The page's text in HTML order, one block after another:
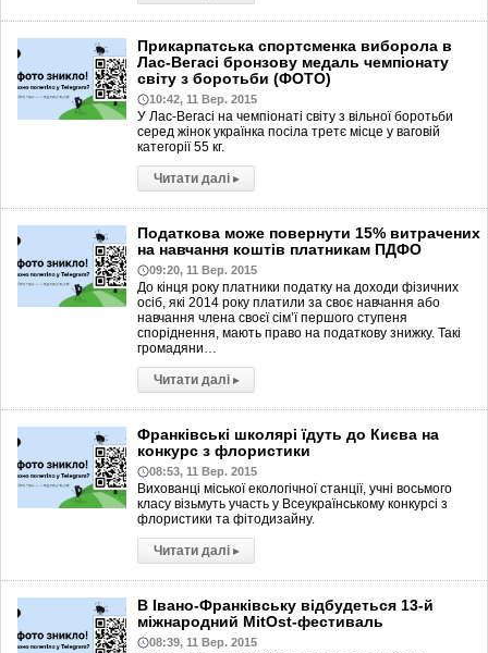
Прикарпатська спортсменка виборола в
Лас-Вегасі бронзову медаль чемпіонату
світу з боротьби (ФОТО)
10:42, 11 Вер. 2015
У Лас-Вегасі на чемпіонаті світу з вільної боротьби
серед жінок українка посіла третє місце у ваговій
категорії 55 кг.
Читати далі ▸
Податкова може повернути 15% витрачених
на навчання коштів платникам ПДФО
09:20, 11 Вер. 2015
До кінця року платники податку на доходи фізичних
осіб, які 2014 року платили за своє навчання або
навчання члена своєї сім’ї першого ступеня
споріднення, мають право на податкову знижку. Такі
громадяни…
Читати далі ▸
Франківські школярі їдуть до Києва на
конкурс з флористики
08:53, 11 Вер. 2015
Вихованці міської екологічної станції, учні восьмого
класу візьмуть участь у Всеукраїнському конкурсі з
флористики та фітодизайну.
Читати далі ▸
В Івано-Франківську відбудеться 13-й
міжнародний MitOst-фестиваль
08:39, 11 Вер. 2015